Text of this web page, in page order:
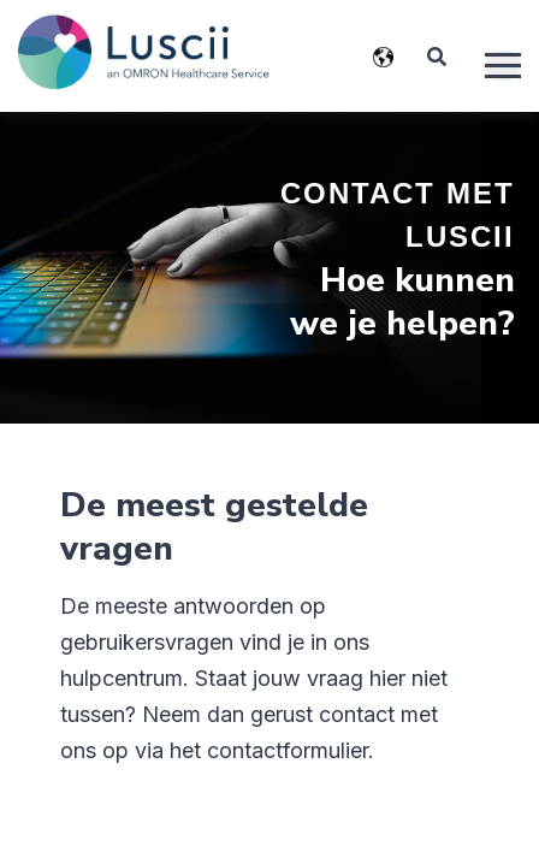
CONTACT MET
LUSCII
Hoe kunnen
we je helpen?
De meest gestelde
vragen
De meeste antwoorden op
gebruikersvragen vind je in ons
hulpcentrum. Staat jouw vraag hier niet
tussen? Neem dan gerust contact met
ons op via het contactformulier.